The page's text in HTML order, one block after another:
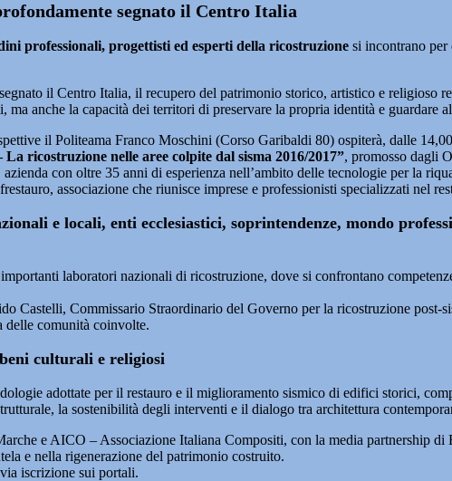
segnato il Centro Italia
professionali, progettisti ed esperti della ricostruzione si incontrano per
il Centro Italia, il recupero del patrimonio storico, artistico e religioso
anche la capacità dei territori di preservare la propria identità e guardare
il Politeama Franco Moschini (Corso Garibaldi 80) ospiterà, dalle
ricostruzione nelle aree colpite dal sisma 2016/2017”, promosso dagli
con oltre 35 anni di esperienza nell’ambito delle tecnologie per la
associazione che riunisce imprese e professionisti specializzati nel
e locali, enti ecclesiastici, soprintendenze, mondo
laboratori nazionali di ricostruzione, dove si confrontano
Castelli, Commissario Straordinario del Governo per la ricostruzione post-
delle comunità coinvolte.
culturali e religiosi
adottate per il restauro e il miglioramento sismico di edifici storici,
la sostenibilità degli interventi e il dialogo tra architettura
e AICO – Associazione Italiana Compositi, con la media partnership di
e nella rigenerazione del patrimonio costruito.
iscrizione sui portali.